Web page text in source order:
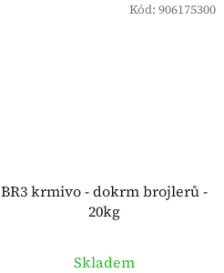
BR3 krmivo - dokrm brojlerů -
20kg
Skladem
Kód: 906175300